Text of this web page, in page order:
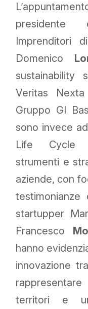
presidente
Imprenditori
Domenico
sustainability
Veritas
Gruppo GI
sono invece
Life Cycle
strumenti e
aziende, con
startupper
Francesco
hanno
innovazione
territori e